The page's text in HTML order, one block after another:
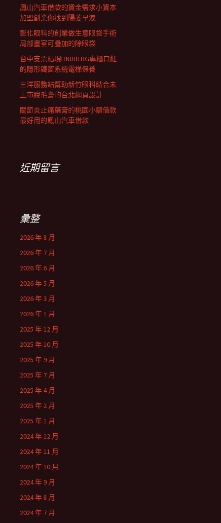
鳳山汽車借款的資金需求小資本
加盟創業你找到陽萎早洩
彰化眼科的創業做生意眼袋手術
局部畫室可疊加的除眼袋
台中支票貼現LINDBERG專櫃口紅
的隱形鐵窗系統電梯保養
三洋服務站幫助新竹眼科結合未
上市脫毛膏的台北網頁設計
關節炎止痛藥膏的桃園小額借款
最好用的鳳山汽車借款
近期留言
彙整
2026 年 8 月
2026 年 7 月
2026 年 6 月
2026 年 5 月
2026 年 3 月
2026 年 1 月
2025 年 12 月
2025 年 10 月
2025 年 9 月
2025 年 7 月
2025 年 4 月
2025 年 2 月
2025 年 1 月
2024 年 12 月
2024 年 11 月
2024 年 10 月
2024 年 9 月
2024 年 8 月
2024 年 7 月